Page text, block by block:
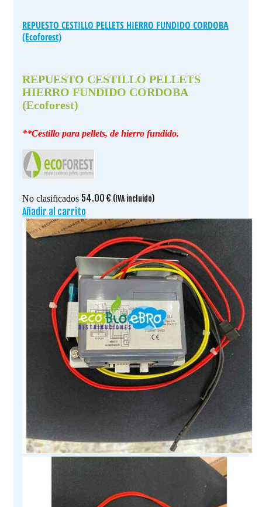
REPUESTO CESTILLO PELLETS HIERRO FUNDIDO CORDOBA
(Ecoforest)
REPUESTO CESTILLO PELLETS
HIERRO FUNDIDO CORDOBA
(Ecoforest)
**Cestillo para pellets, de hierro fundido.
No clasificados 54.00 € (IVA incluido)
Añadir al carrito